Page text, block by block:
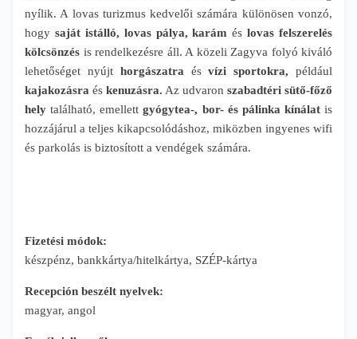
nyílik. A lovas turizmus kedvelői számára különösen vonzó,
hogy saját istálló, lovas pálya, karám éslovas felszerelés
kölcsönzés is rendelkezésre áll. A közeli Zagyva folyó kiváló
lehetőséget nyújt horgászatra ésvízi sportokra, például
kajakozásra és kenuzásra. Az udvaron szabadtéri sütő-főző
hely található, emellettgyógytea-, bor- és pálinka kínálatis
hozzájárul a teljes kikapcsolódáshoz, miközben ingyenes wifi
és parkolás is biztosított a vendégek számára.
Fizetési módok:
készpénz, bankkártya/hitelkártya, SZÉP-kártya
Recepción beszélt nyelvek:
magyar, angol